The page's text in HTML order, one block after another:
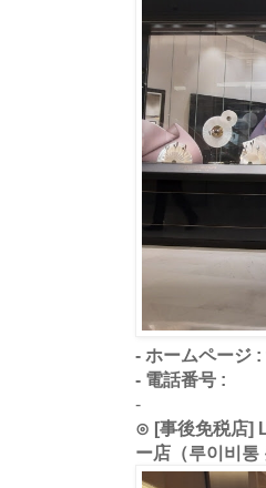
- ホームページ :
- 電話番号 :
-
⊙ [事後免税店]
ー店（루이비통